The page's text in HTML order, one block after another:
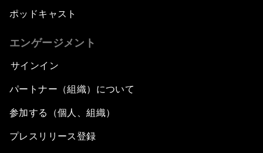
ポッドキャスト
エンゲージメント
サインイン
パートナー（組織）について
参加する（個人、組織）
プレスリリース登録